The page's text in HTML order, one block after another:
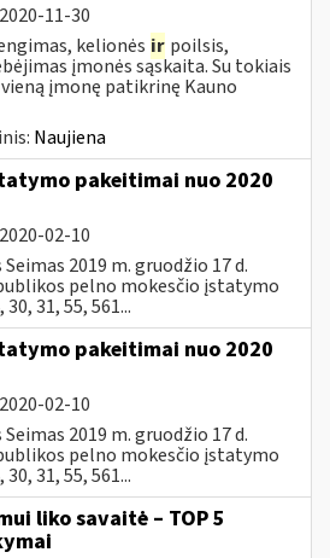
2020-11-30
kelionės ir poilsis,
įmonės sąskaita. Su tokiais
įmonę patikrinę Kauno
Naujiena
pakeitimai nuo 2020
2020-02-10
2019 m. gruodžio 17 d.
pelno mokesčio įstatymo
30, 31, 55, 561...
pakeitimai nuo 2020
2020-02-10
2019 m. gruodžio 17 d.
pelno mokesčio įstatymo
30, 31, 55, 561...
liko savaitė – TOP 5